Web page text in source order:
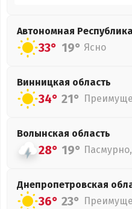
Автономная
33° 19° Ясно
Винницкая область
34° 21°
Волынская область
28° 19°
Днепропетровская
36° 23°